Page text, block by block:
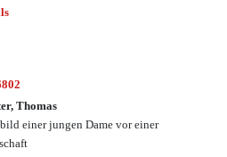
Thomas
einer jungen Dame vor einer